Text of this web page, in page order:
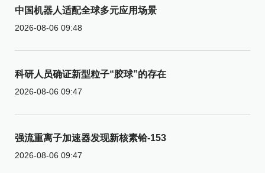
中国机器人适配全球多元应用场景
2026-08-06 09:48
科研人员确证新型粒子“胶球”的存在
2026-08-06 09:47
强流重离子加速器发现新核素铪-153
2026-08-06 09:47